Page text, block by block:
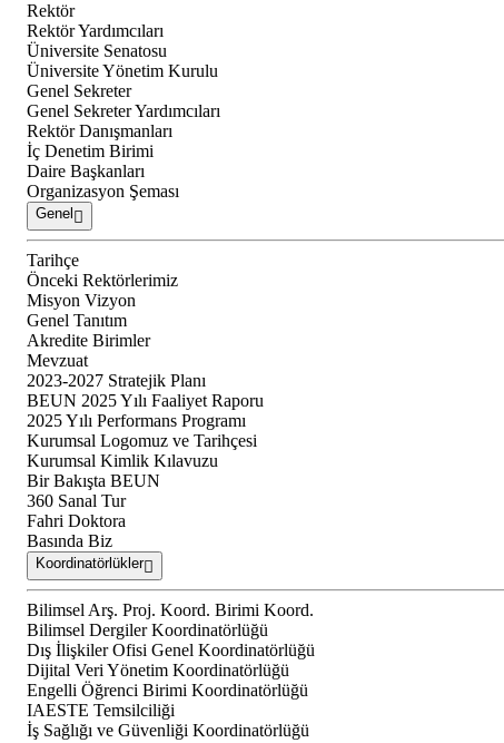
Rektör
Rektör Yardımcıları
Üniversite Senatosu
Üniversite Yönetim Kurulu
Genel Sekreter
Genel Sekreter Yardımcıları
Rektör Danışmanları
İç Denetim Birimi
Daire Başkanları
Organizasyon Şeması
Genel
Tarihçe
Önceki Rektörlerimiz
Misyon Vizyon
Genel Tanıtım
Akredite Birimler
Mevzuat
2023-2027 Stratejik Planı
BEUN 2025 Yılı Faaliyet Raporu
2025 Yılı Performans Programı
Kurumsal Logomuz ve Tarihçesi
Kurumsal Kimlik Kılavuzu
Bir Bakışta BEUN
360 Sanal Tur
Fahri Doktora
Basında Biz
Koordinatörlükler
Bilimsel Arş. Proj. Koord. Birimi Koord.
Bilimsel Dergiler Koordinatörlüğü
Dış İlişkiler Ofisi Genel Koordinatörlüğü
Dijital Veri Yönetim Koordinatörlüğü
Engelli Öğrenci Birimi Koordinatörlüğü
IAESTE Temsilciliği
İş Sağlığı ve Güvenliği Koordinatörlüğü